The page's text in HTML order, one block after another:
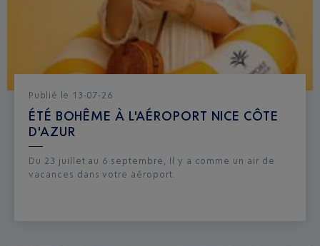
Publié le 13-07-26
ÉTÉ BOHÊME À L'AÉROPORT NICE CÔTE
D'AZUR
Du 23 juillet au 6 septembre, Il y a comme un air de
vacances dans votre aéroport.